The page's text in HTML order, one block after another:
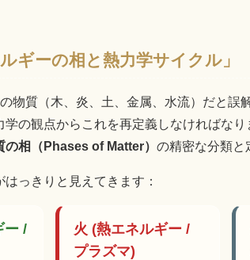
ギーの相と熱力学サイクル」
質（木、炎、土、金属、水流）だと誤
の観点からこれを再定義しなければな
相（Phases of Matter） の精密な分類と
っきりと見えてきます：
ー /
火 (熱エネルギー /
プラズマ)